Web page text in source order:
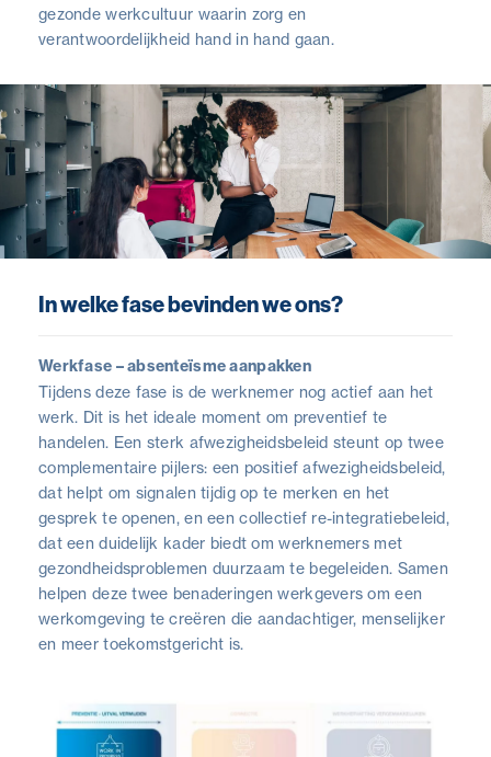
gezonde werkcultuur waarin zorg en
verantwoordelijkheid hand in hand gaan.
In welke fase bevinden we ons?
Werkfase – absenteïsme aanpakken
Tijdens deze fase is de werknemer nog actief aan het
werk. Dit is het ideale moment om preventief te
handelen. Een sterk afwezigheidsbeleid steunt op twee
complementaire pijlers: een positief afwezigheidsbeleid,
dat helpt om signalen tijdig op te merken en het
gesprek te openen, en een collectief re-integratiebeleid,
dat een duidelijk kader biedt om werknemers met
gezondheidsproblemen duurzaam te begeleiden. Samen
helpen deze twee benaderingen werkgevers om een
werkomgeving te creëren die aandachtiger, menselijker
en meer toekomstgericht is.